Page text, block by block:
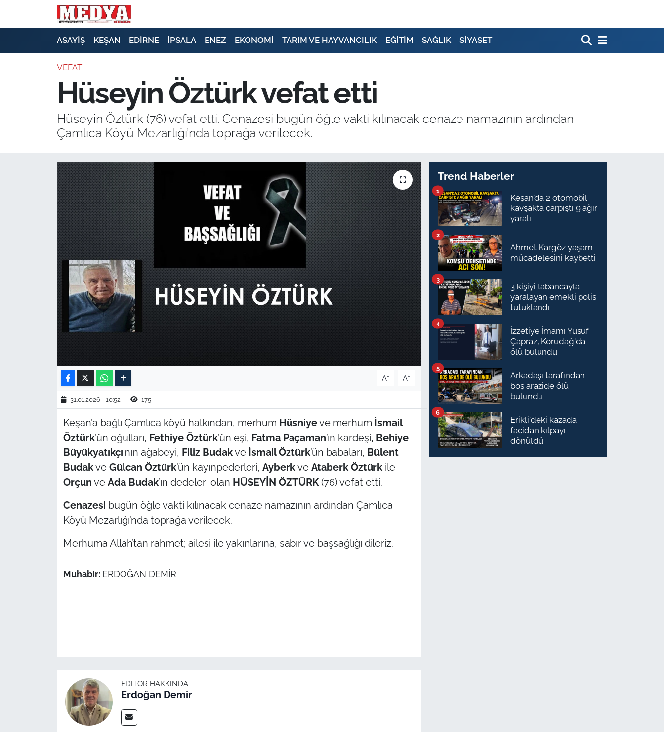
ASAYİŞ KEŞAN EDİRNE İPSALA ENEZ EKONOMİ TARIM VE HAYVANCILIK EĞİTİM SAĞLIK SİYASET
VEFAT
Hüseyin Öztürk vefat etti
Hüseyin Öztürk (76) vefat etti. Cenazesi bugün öğle vakti kılınacak cenaze namazının ardından
Çamlıca Köyü Mezarlığı’nda toprağa verilecek.
A- A+
31.01.2026 - 10:52 175
Keşan’a bağlı Çamlıca köyü halkından, merhum Hüsniyeve merhum İsmail
Öztürk’ün oğulları, Fethiye Öztürk’ün eşi, Fatma Paçaman’ın kardeşi, Behiye
Büyükyatıkçı’nın ağabeyi, Filiz Budakve İsmail Öztürk’ün babaları, Bülent
Budakve Gülcan Öztürk’ün kayınpederleri, Ayberkve Ataberk Öztürkile
Orçun ve Ada Budak’ın dedeleri olan HÜSEYİN ÖZTÜRK(76) vefat etti.
Cenazesi bugün öğle vakti kılınacak cenaze namazının ardından Çamlıca
Köyü Mezarlığı’nda toprağa verilecek.
Merhuma Allah’tan rahmet; ailesi ile yakınlarına, sabır ve başsağlığı dileriz.
Muhabir: ERDOĞAN DEMİR
EDITÖR HAKKINDA
Erdoğan Demir
Trend Haberler
Keşan’da 2 otomobil
kavşakta çarpıştı 9 ağır
yaralı
1
Ahmet Kargöz yaşam
mücadelesini kaybetti
2
3 kişiyi tabancayla
yaralayan emekli polis
tutuklandı
3
İzzetiye İmamı Yusuf
Çapraz, Korudağ'da
ölü bulundu
4
Arkadaşı tarafından
boş arazide ölü
bulundu
5
Erikli'deki kazada
facidan kılpayı
dönüldü
6
E-GAZETE
SİYASET
GÜNDEM
EKONOMİ
SAĞLIK
EĞİTİM
TARIM VE HAYVANCILIK
KÜLTÜR SANAT
RESMİ İLAN
EDİRNE
ÇANAKKALE
TÜRKİYE
Bilim Teknoloji
English News